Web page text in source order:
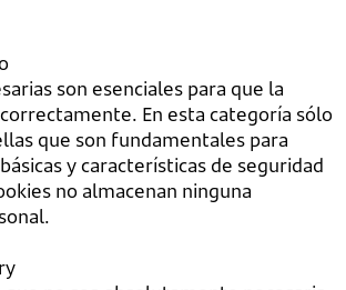
son esenciales para que la
En esta categoría sólo
que son fundamentales para
y características de seguridad
no almacenan ninguna